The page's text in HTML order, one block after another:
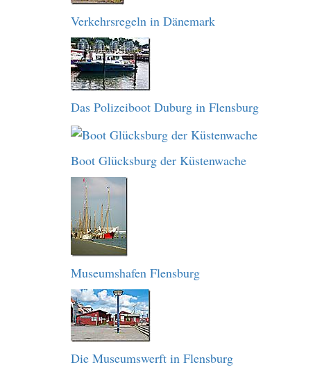
Verkehrsregeln in Dänemark
Das Polizeiboot Duburg in Flensburg
Boot Glücksburg der Küstenwache
Museumshafen Flensburg
Die Museumswerft in Flensburg